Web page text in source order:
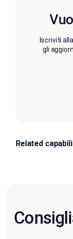
Iscriviti
gli
Related